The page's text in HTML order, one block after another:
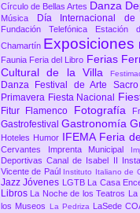
Círculo de Bellas Artes Danza
Música
Día Internacional
Fundación Telefónica
Estación
Chamartín Exposiciones
Faunia Feria del Libro Ferias
Cultural de la Villa
Danza
Festival de Arte Sacro
Primavera Fiesta Nacional
Fitur Flamenco Fotografía
Gastrofestival Gastronomía
Hoteles Humor IFEMA Feria
Cervantes
Imprenta Municipal
Deportivas Canal de Isabel II
Vicente de Paúl
Instituto Italiano de
JazzJóvenes LGTB La Casa
Libros
La Noche de los Teatros
los Museos
La Pedriza LaSede